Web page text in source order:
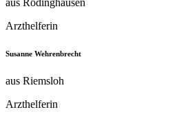
Arzthelferin
Susanne Wehrenbrecht
aus Riemsloh
Arzthelferin